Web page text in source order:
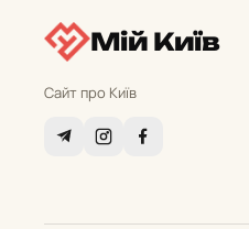
Мій Київ
Сайт про Київ